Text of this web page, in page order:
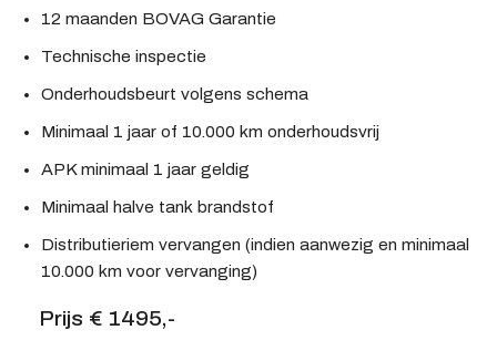
12 maanden BOVAG Garantie
Technische inspectie
Onderhoudsbeurt volgens schema
Minimaal 1 jaar of 10.000 km onderhoudsvrij
APK minimaal 1 jaar geldig
Minimaal halve tank brandstof
Distributieriem vervangen (indien aanwezig en minimaal
10.000 km voor vervanging)
Prijs € 1495,-